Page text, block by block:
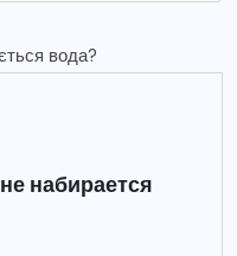
набирается